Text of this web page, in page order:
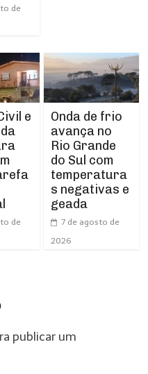
de
e
de
Onda de frio
avança no
Rio Grande
do Sul com
temperatura
s negativas e
geada
7 de agosto de
2026
publicar um